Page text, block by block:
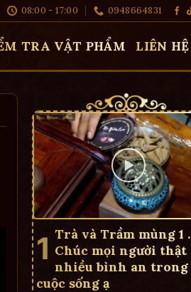
08:00 - 17:00 0948664831
TRA VẬT PHẨM LIÊN HỆ
Trà và Trầm mùng 1 .
Chúc mọi người thật
nhiều bình an trong
cuộc sống ạ